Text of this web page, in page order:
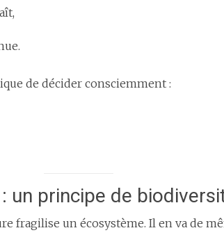
de décider consciemment :
un principe de
fragilise un écosystème. Il en va de